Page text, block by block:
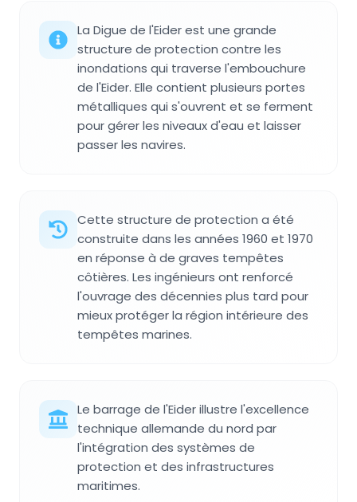
La Digue de l'Eider est une grande
structure de protection contre les
inondations qui traverse l'embouchure
de l'Eider. Elle contient plusieurs portes
métalliques qui s'ouvrent et se ferment
pour gérer les niveaux d'eau et laisser
passer les navires.
Cette structure de protection a été
construite dans les années 1960 et 1970
en réponse à de graves tempêtes
côtières. Les ingénieurs ont renforcé
l'ouvrage des décennies plus tard pour
mieux protéger la région intérieure des
tempêtes marines.
Le barrage de l'Eider illustre l'excellence
technique allemande du nord par
l'intégration des systèmes de
protection et des infrastructures
maritimes.